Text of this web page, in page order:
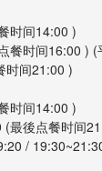
时间14:00 )
餐时间16:00 ) (
时间21:00 )
时间14:00 )
最後点餐时间
/